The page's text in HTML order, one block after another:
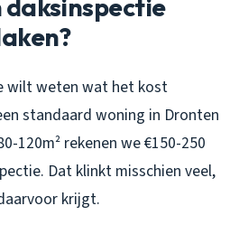
daksinspectie
wilt weten wat het kost
standaard woning in Dronten
120m² rekenen we €150-250
Dat klinkt misschien veel,
krijgt.